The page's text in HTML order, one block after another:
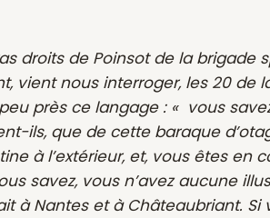
droits de Poinsot de la brigade
nous interroger, les 20 de
près ce langage : « vous
ils, que de cette baraque
à l’extérieur, et, vous êtes en
savez, vous n’avez aucune
à Nantes et à Châteaubriant. Si